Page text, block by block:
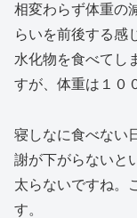
相変わらず体重の
らいを前後する感
水化物を食べてし
すが、体重は１０
寝しなに食べない
謝が下がらないと
太らないですね。
す。